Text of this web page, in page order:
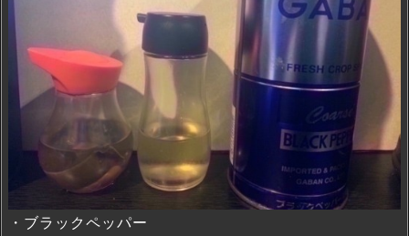
・ブラックペッパー